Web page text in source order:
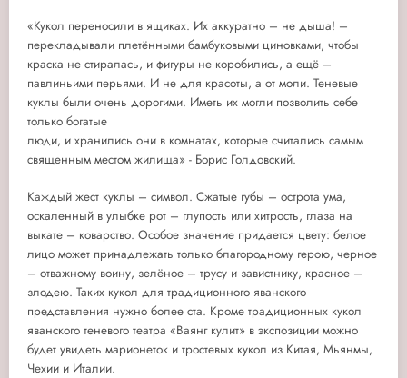
«Кукол переносили в ящиках. Их аккуратно – не дыша! –
перекладывали плетёнными бамбуковыми циновками, чтобы
краска не стиралась, и фигуры не коробились, а ещё –
павлиньими перьями. И не для красоты, а от моли. Теневые
куклы были очень дорогими. Иметь их могли позволить себе
только богатые
люди, и хранились они в комнатах, которые считались самым
священным местом жилища» - Борис Голдовский.
Каждый жест куклы – символ. Сжатые губы – острота ума,
оскаленный в улыбке рот – глупость или хитрость, глаза на
выкате – коварство. Особое значение придается цвету: белое
лицо может принадлежать только благородному герою, черное
– отважному воину, зелёное – трусу и завистнику, красное –
злодею. Таких кукол для традиционного яванского
представления нужно более ста. Кроме традиционных кукол
яванского теневого театра «Ваянг кулит» в экспозиции можно
будет увидеть марионеток и тростевых кукол из Китая, Мьянмы,
Чехии и Италии.